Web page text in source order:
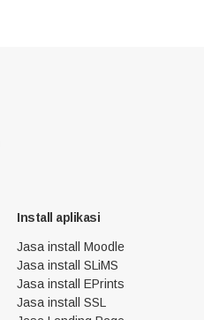
Install aplikasi
Jasa install Moodle
Jasa install SLiMS
Jasa install EPrints
Jasa install SSL